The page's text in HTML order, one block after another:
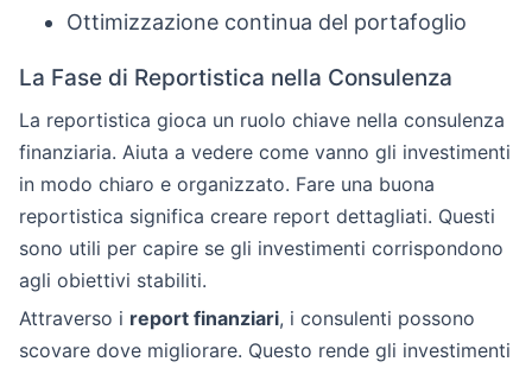
Ottimizzazione continua del portafoglio
La Fase di Reportistica nella Consulenza
La reportistica gioca un ruolo chiave nella consulenza
finanziaria. Aiuta a vedere come vanno gli investimenti
in modo chiaro e organizzato. Fare una buona
reportistica significa creare report dettagliati. Questi
sono utili per capire se gli investimenti corrispondono
agli obiettivi stabiliti.
Attraverso i report finanziari, i consulenti possono
scovare dove migliorare. Questo rende gli investimenti